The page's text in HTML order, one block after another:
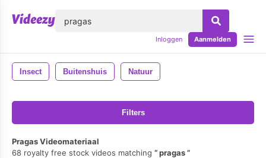
Inloggen Aanmelden
Insect Buitenshuis Natuur
Filters
Pragas Videomateriaal
68 royalty free stock videos matching
pragas